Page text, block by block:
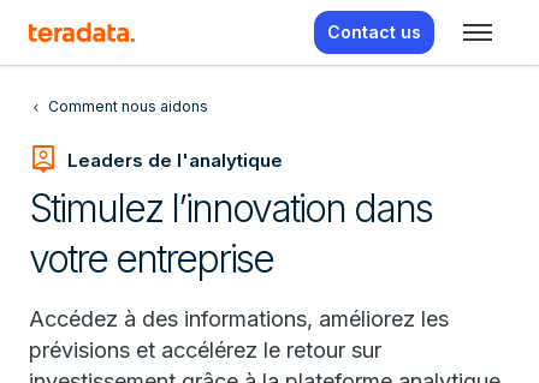
Contact us
Comment nous aidons
person_pin Leaders de l'analytique
Stimulez l’innovation dans
votre entreprise
Accédez à des informations, améliorez les
prévisions et accélérez le retour sur